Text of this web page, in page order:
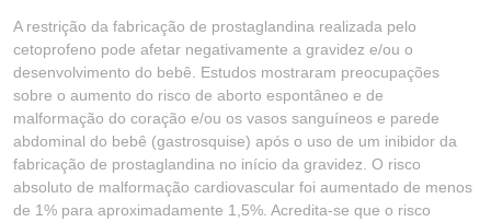
A restrição da fabricação de prostaglandina realizada pelo
cetoprofeno pode afetar negativamente a gravidez e/ou o
desenvolvimento do bebê. Estudos mostraram preocupações
sobre o aumento do risco de aborto espontâneo e de
malformação do coração e/ou os vasos sanguíneos e parede
abdominal do bebê (gastrosquise) após o uso de um inibidor da
fabricação de prostaglandina no início da gravidez. O risco
absoluto de malformação cardiovascular foi aumentado de menos
de 1% para aproximadamente 1,5%. Acredita-se que o risco